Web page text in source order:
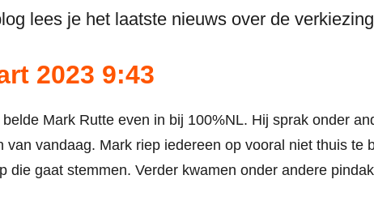
lees je het laatste nieuws over de
2023 9:43
Mark Rutte even in bij 100%NL. Hij sprak onder
van vandaag. Mark riep iedereen op vooral niet thuis te
die gaat stemmen. Verder kwamen onder andere